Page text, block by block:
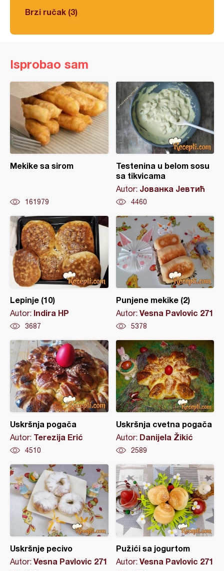
Brzi ručak (3)
Isprobao sam
Mekike sa sirom
161979
Testenina u belom sosu
sa tikvicama
Autor: Јованка Јевтић
4460
Lepinje (10)
Autor: Indira HP
3687
Punjene mekike (2)
Autor: Vesna Pavlovic 271
5378
Uskršnja pogača
Autor: Terezija Erić
4510
Uskršnja cvetna pogača
Autor: Danijela Žikić
2589
Uskršnje pecivo
Autor: Vesna Pavlovic 271
Pužići sa jogurtom
Autor: Vesna Pavlovic 271